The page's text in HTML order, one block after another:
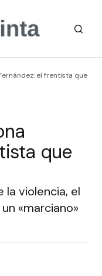
el frentista que
que
la violencia, el
«marciano»